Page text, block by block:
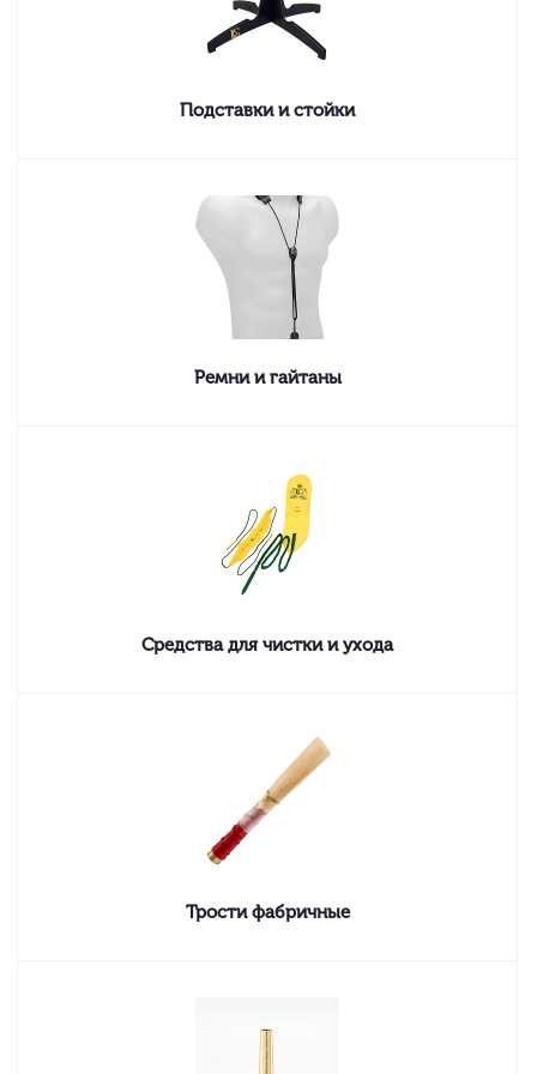
Подставки и стойки
Ремни и гайтаны
Средства для чистки и ухода
Трости фабричные